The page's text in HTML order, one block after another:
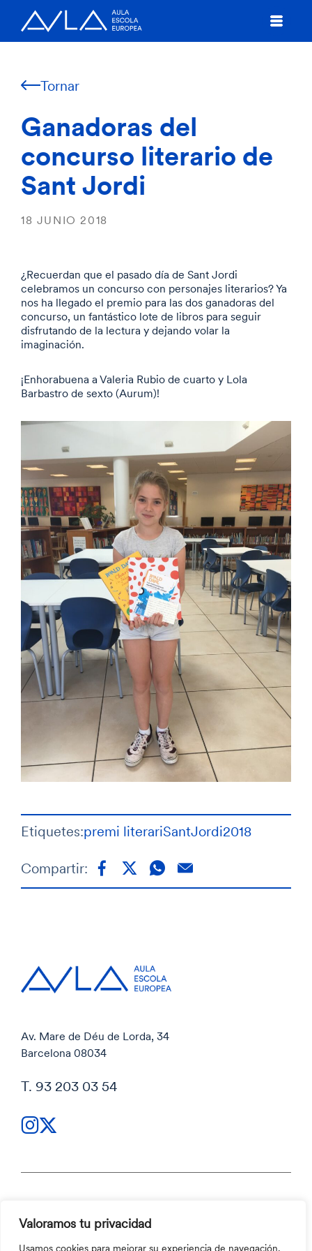
Valoramos tu privacidad
Usamos cookies para mejorar su experiencia de navegación,
Tornar
Ganadoras del
concurso literario de
Sant Jordi
18 JUNIO 2018
¿Recuerdan que el pasado día de Sant Jordi
celebramos un concurso con personajes literarios? Ya
nos ha llegado el premio para las dos ganadoras del
concurso, un fantástico lote de libros para seguir
disfrutando de la lectura y dejando volar la
imaginación.
¡Enhorabuena a Valeria Rubio de cuarto y Lola
Barbastro de sexto (Aurum)!
Etiquetes:premi literariSantJordi2018
Compartir:
Av. Mare de Déu de Lorda, 34
Barcelona 08034
T. 93 203 03 54
Política de privacidad
Código ético y Canal ético